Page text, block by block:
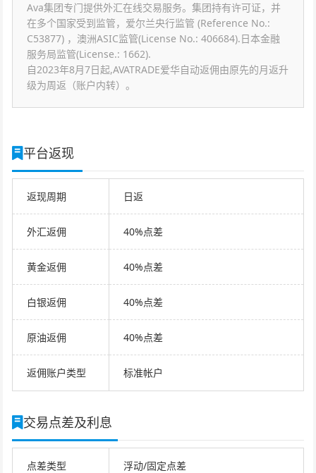
Ava集团专门提供外汇在线交易服务。集团持有许可证，并
在多个国家受到监管，爱尔兰央行监管 (Reference No.:
C53877) ，澳洲ASIC监管(License No.: 406684).日本金融
服务局监管(License.: 1662).
自2023年8月7日起,AVATRADE爱华自动返佣由原先的月返升
级为周返（账户内转）。
平台返现
返现周期 日返
外汇返佣 40%点差
黄金返佣 40%点差
白银返佣 40%点差
原油返佣 40%点差
返佣账户类型 标准帐户
交易点差及利息
点差类型 浮动/固定点差